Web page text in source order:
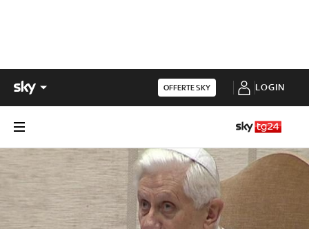
OFFERTE SKY LOGIN